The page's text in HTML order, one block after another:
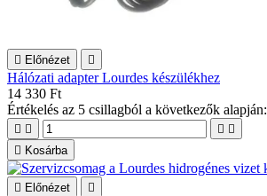
 Előnézet 
Hálózati adapter Lourdes készülékhez
14 330 Ft
Értékelés az 5 csillagból a következők alapján:
   
 Kosárba
 Előnézet 